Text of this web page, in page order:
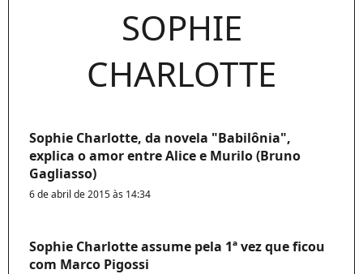
SOPHIE
CHARLOTTE
Sophie Charlotte, da novela "Babilônia",
explica o amor entre Alice e Murilo (Bruno
Gagliasso)
6 de abril de 2015 às 14:34
Sophie Charlotte assume pela 1ª vez que ficou
com Marco Pigossi